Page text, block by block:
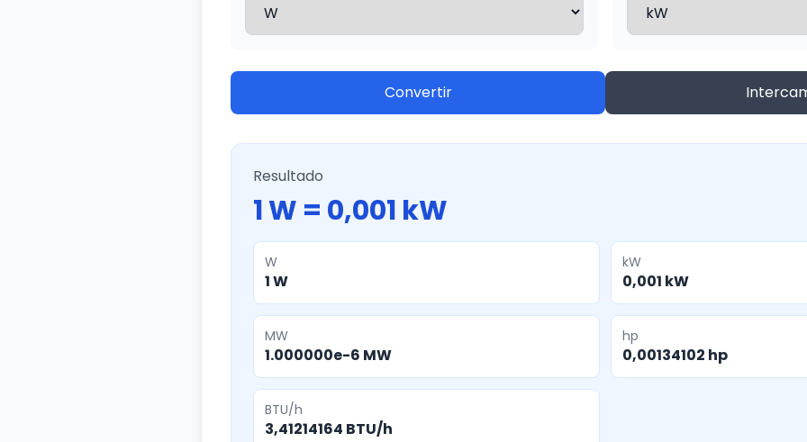
Convertir
Resultado
1 W = 0,001 kW
W
1 W
kW
0,001 kW
MW
1.000000e-6 MW
hp
0,00134102 hp
BTU/h
3,41214164 BTU/h